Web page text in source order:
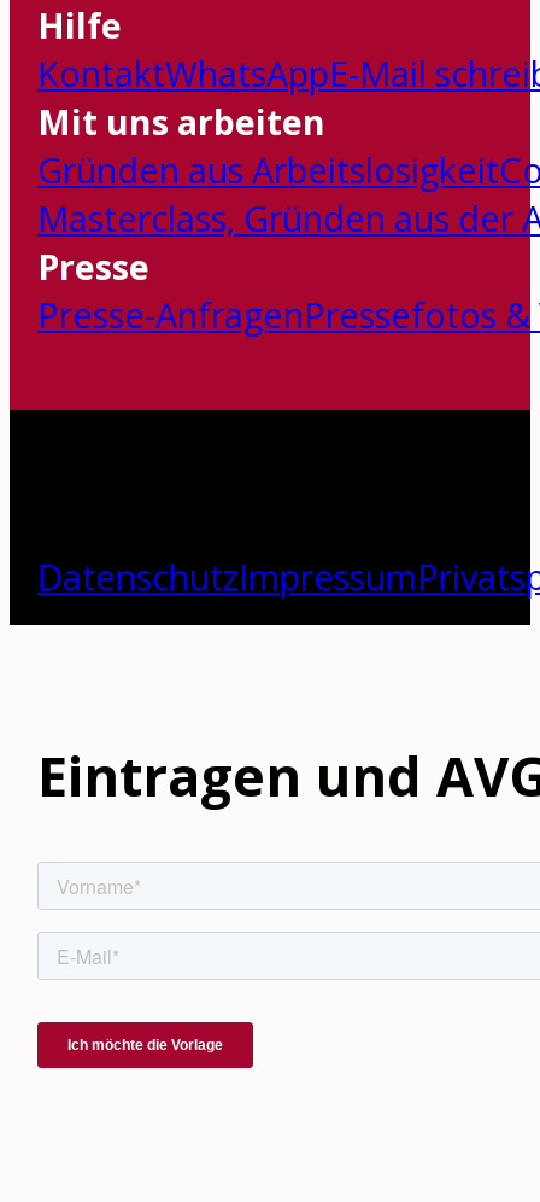
Hilfe
KontaktWhatsAppE-Mail
Mit uns arbeiten
Gründen aus Arbeitslosigkeit
Masterclass‚ Gründen aus der
Presse
Presse-AnfragenPressefotos
DatenschutzImpressum
Eintragen und